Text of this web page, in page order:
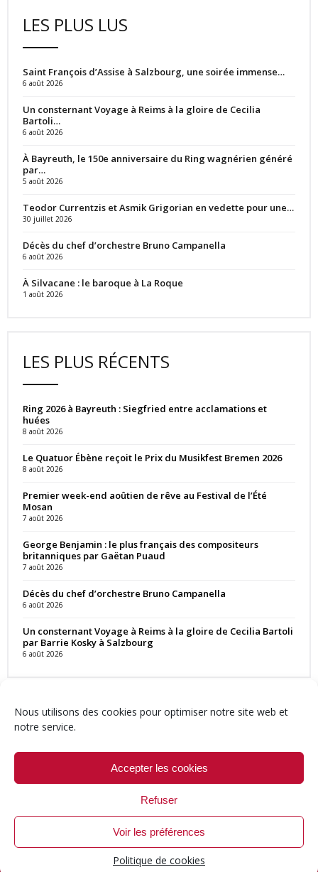
Nous utilisons des cookies pour optimiser notre site web et
notre service.
Accepter les cookies
Refuser
Voir les préférences
Politique de cookies
LES PLUS LUS
Saint François d’Assise à Salzbourg, une soirée immense…
6 août 2026
Un consternant Voyage à Reims à la gloire de Cecilia
Bartoli…
6 août 2026
À Bayreuth, le 150e anniversaire du Ring wagnérien généré
par…
5 août 2026
Teodor Currentzis et Asmik Grigorian en vedette pour une…
30 juillet 2026
Décès du chef d’orchestre Bruno Campanella
6 août 2026
À Silvacane : le baroque à La Roque
1 août 2026
LES PLUS RÉCENTS
Ring 2026 à Bayreuth : Siegfried entre acclamations et
huées
8 août 2026
Le Quatuor Ébène reçoit le Prix du Musikfest Bremen 2026
8 août 2026
Premier week-end aoûtien de rêve au Festival de l’Été
Mosan
7 août 2026
George Benjamin : le plus français des compositeurs
britanniques par Gaëtan Puaud
7 août 2026
Décès du chef d’orchestre Bruno Campanella
6 août 2026
Un consternant Voyage à Reims à la gloire de Cecilia Bartoli
par Barrie Kosky à Salzbourg
6 août 2026
© 1999-2026 ResMusica.net Tous droits réservés.